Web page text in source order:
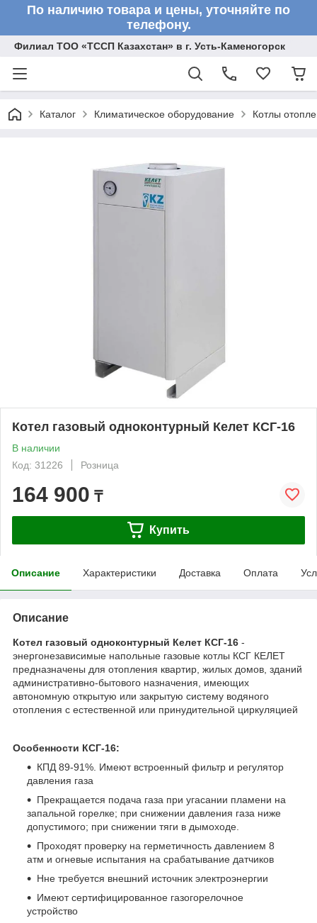
По наличию товара и цены, уточняйте по
телефону.
Филиал ТОО «ТССП Казахстан» в г. Усть-Каменогорск
Каталог Климатическое оборудование Котлы
Котел газовый одноконтурный Келет КСГ-16
В наличии
Код: 31226
Розница
164 900 ₸
Купить
Описание Характеристики Доставка Оплата
Описание
Котел газовый одноконтурный Келет КСГ-16 -
энергонезависимые напольные газовые котлы КСГ КЕЛЕТ
предназначены для отопления квартир, жилых домов, зданий
административно-бытового назначения, имеющих
автономную открытую или закрытую систему водяного
отопления с естественной или принудительной циркуляцией
Особенности КСГ-16:
КПД 89-91%. Имеют встроенный фильтр и регулятор
давления газа
Прекращается подача газа при угасании пламени на
запальной горелке; при снижении давления газа ниже
допустимого; при снижении тяги в дымоходе.
Проходят проверку на герметичность давлением 8
атм и огневые испытания на срабатывание датчиков
Нне требуется внешний источник электроэнергии
Имеют сертифицированное газогорелочное
устройство